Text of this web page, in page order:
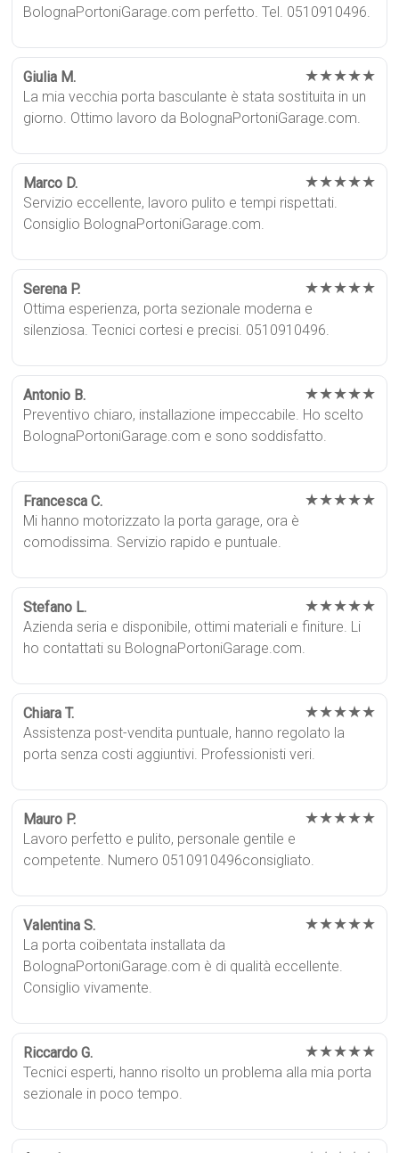
BolognaPortoniGarage.com perfetto. Tel. 0510910496.
Giulia M. ★★★★★
La mia vecchia porta basculante è stata sostituita in un
giorno. Ottimo lavoro da BolognaPortoniGarage.com.
Marco D. ★★★★★
Servizio eccellente, lavoro pulito e tempi rispettati.
Consiglio BolognaPortoniGarage.com.
Serena P. ★★★★★
Ottima esperienza, porta sezionale moderna e
silenziosa. Tecnici cortesi e precisi. 0510910496.
Antonio B. ★★★★★
Preventivo chiaro, installazione impeccabile. Ho scelto
BolognaPortoniGarage.com e sono soddisfatto.
Francesca C. ★★★★★
Mi hanno motorizzato la porta garage, ora è
comodissima. Servizio rapido e puntuale.
Stefano L. ★★★★★
Azienda seria e disponibile, ottimi materiali e finiture. Li
ho contattati su BolognaPortoniGarage.com.
Chiara T. ★★★★★
Assistenza post-vendita puntuale, hanno regolato la
porta senza costi aggiuntivi. Professionisti veri.
Mauro P. ★★★★★
Lavoro perfetto e pulito, personale gentile e
competente. Numero 0510910496consigliato.
Valentina S. ★★★★★
La porta coibentata installata da
BolognaPortoniGarage.com è di qualità eccellente.
Consiglio vivamente.
Riccardo G. ★★★★★
Tecnici esperti, hanno risolto un problema alla mia porta
sezionale in poco tempo.